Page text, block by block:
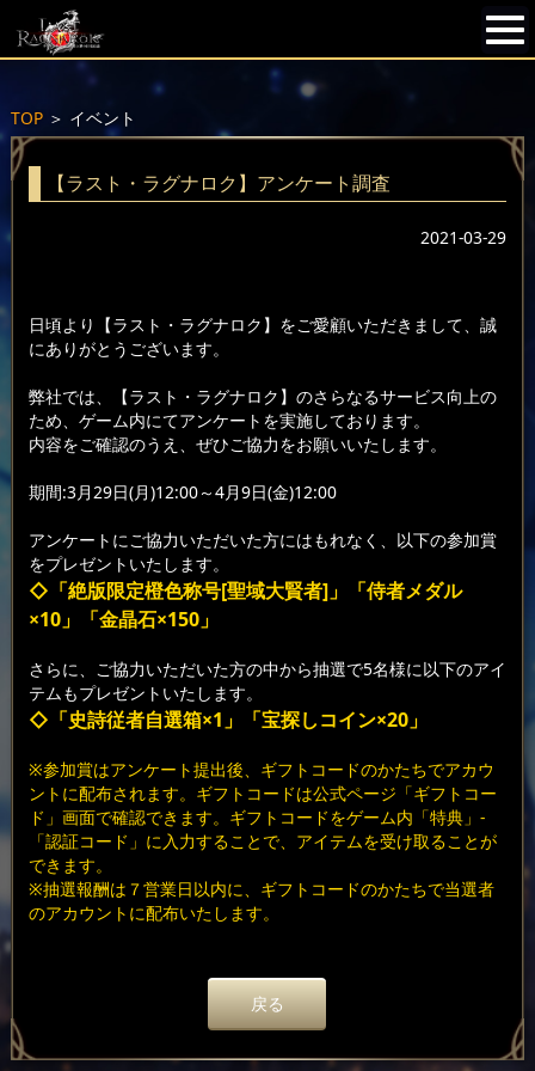
TOP＞ イベント
【ラスト・ラグナロク】アンケート調査
2021-03-29
日頃より【ラスト・ラグナロク】をご愛顧いただきまして、誠
にありがとうございます。
弊社では、【ラスト・ラグナロク】のさらなるサービス向上の
ため、ゲーム内にてアンケートを実施しております。
内容をご確認のうえ、ぜひご協力をお願いいたします。
期間:3月29日(月)12:00～4月9日(金)12:00
アンケートにご協力いただいた方にはもれなく、以下の参加賞
をプレゼントいたします。
◇「絶版限定橙色称号[聖域大賢者]」「侍者メダル
×10」「金晶石×150」
さらに、ご協力いただいた方の中から抽選で5名様に以下のアイ
テムもプレゼントいたします。
◇「史詩従者自選箱×1 」「宝探しコイン×20」
※参加賞はアンケート提出後、ギフトコードのかたちでアカウ
ントに配布されます。ギフトコードは公式ページ「ギフトコー
ド」画面で確認できます。ギフトコードをゲーム内「特典」-
「認証コード」に入力することで、アイテムを受け取ることが
できます。
※抽選報酬は７営業日以内に、ギフトコードのかたちで当選者
のアカウントに配布いたします。
戻る